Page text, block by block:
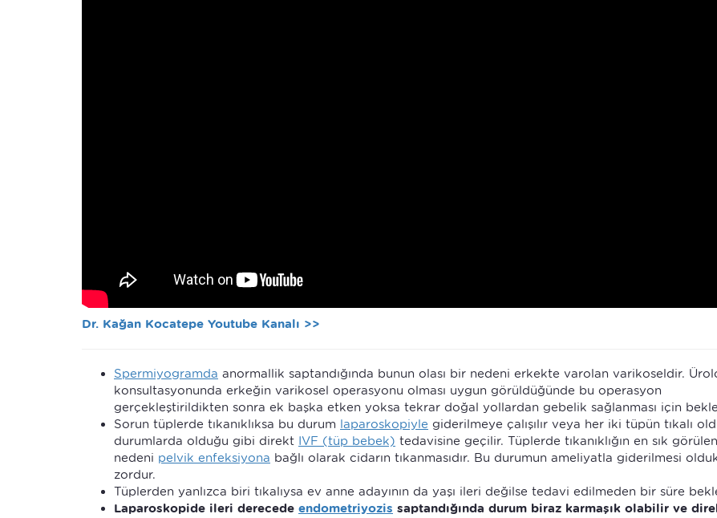
Dr. Kağan Kocatepe Youtube Kanalı >>
Spermiyogramda anormallik saptandığında bunun olası bir nedeni erkekte varolan varikoseldir.
konsultasyonunda erkeğin varikosel operasyonu olması uygun görüldüğünde bu operasyon
gerçekleştirildikten sonra ek başka etken yoksa tekrar doğal yollardan gebelik sağlanması için
Sorun tüplerde tıkanıklıksa bu durum laparoskopiyle giderilmeye çalışılır veya her iki tüpün tıkalı
durumlarda olduğu gibi direkt IVF (tüp bebek) tedavisine geçilir. Tüplerde tıkanıklığın en sık görülen
nedeni pelvik enfeksiyona bağlı olarak cidarın tıkanmasıdır. Bu durumun ameliyatla giderilmesi
zordur.
Tüplerden yanlızca biri tıkalıysa ev anne adayının da yaşı ileri değilse tedavi edilmeden bir süre
Laparoskopide ileri derecede endometriyozis saptandığında durum biraz karmaşık olabilir ve